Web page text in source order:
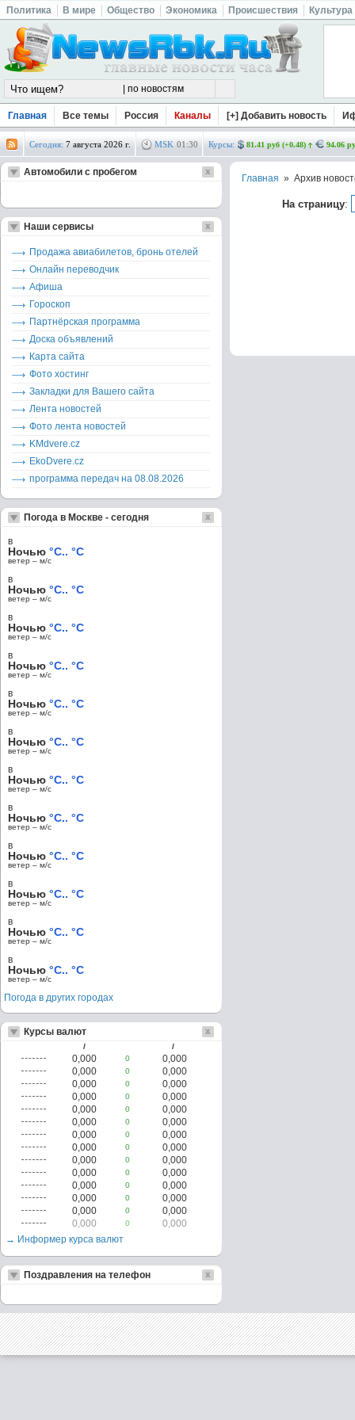
Политика В мире Общество Экономика Происшествия Культура
Главная Все темы Россия Каналы [+] Добавить новость
Сегодня: 7 августа 2026 г. MSK 01 :30 Курсы: 81.41 руб (+0.48) 94.06
Главная » Архив
На страницу:
Автомобили с пробегом
Наши сервисы
Продажа авиабилетов, бронь отелей
Онлайн переводчик
Афиша
Гороскоп
Партнёрская программа
Доска объявлений
Карта сайта
Фото хостинг
Закладки для Вашего сайта
Лента новостей
Фото лента новостей
KMdvere.cz
EkoDvere.cz
программа передач на 08.08.2026
Погода в Москве - сегодня
в
Ночью °C.. °C
ветер – м/c
в
Ночью °C.. °C
ветер – м/c
в
Ночью °C.. °C
ветер – м/c
в
Ночью °C.. °C
ветер – м/c
в
Ночью °C.. °C
ветер – м/c
в
Ночью °C.. °C
ветер – м/c
в
Ночью °C.. °C
ветер – м/c
в
Ночью °C.. °C
ветер – м/c
в
Ночью °C.. °C
ветер – м/c
в
Ночью °C.. °C
ветер – м/c
в
Ночью °C.. °C
ветер – м/c
в
Ночью °C.. °C
ветер – м/c
Погода в других городах
Курсы валют
/ /
0,000 0
0,000
0,000
0
0,000
0,000
0
0,000
0,000
0
0,000
0,000
0
0,000
0,000
0
0,000
0,000
0
0,000
0,000
0
0,000
0,000
0
0,000
0,000
0
0,000
0,000
0
0,000
0,000
0
0,000
0,000
0
0,000
0,000
0
0,000
→ Информер курса валют
Поздравления на телефон